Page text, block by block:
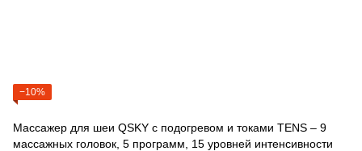
−10%
Массажер для шеи QSKY с подогревом и токами TENS – 9
массажных головок, 5 программ, 15 уровней интенсивности